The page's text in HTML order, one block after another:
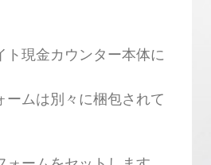
現金カウンター本体に
ームは別々に梱包されて